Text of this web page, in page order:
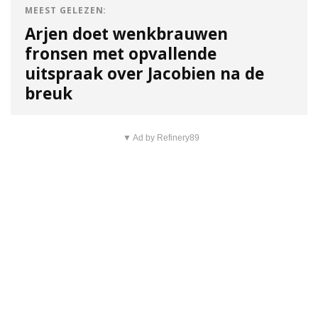
MEEST GELEZEN:
Arjen doet wenkbrauwen
fronsen met opvallende
uitspraak over Jacobien na de
breuk
▼ Ad by Refinery89